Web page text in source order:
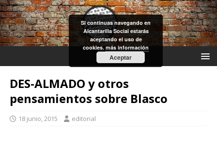
DES-ALMADO y otros
pensamientos sobre Blasco
18 junio, 2015 editorial
Si continuas navegando en
Alcantarilla Social estarás
aceptando el uso de
cookies.más información
Aceptar